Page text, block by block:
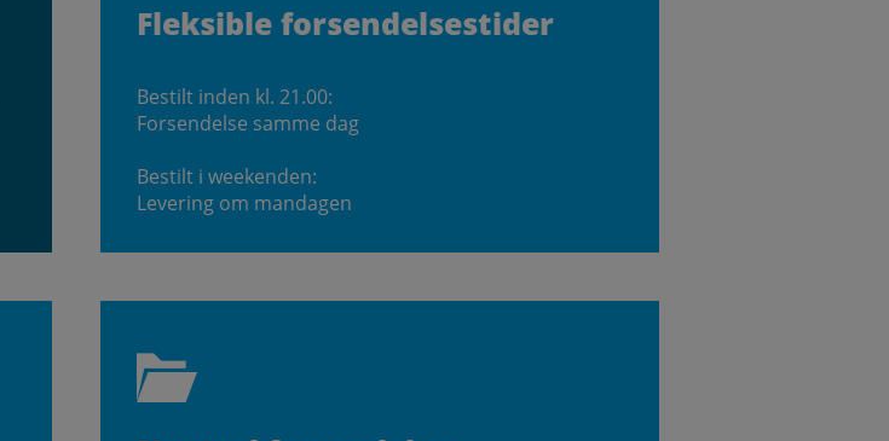
Fleksible forsendelsestider
Bestilt inden kl. 21.00:
Forsendelse samme dag
Bestilt i weekenden:
Levering om mandagen